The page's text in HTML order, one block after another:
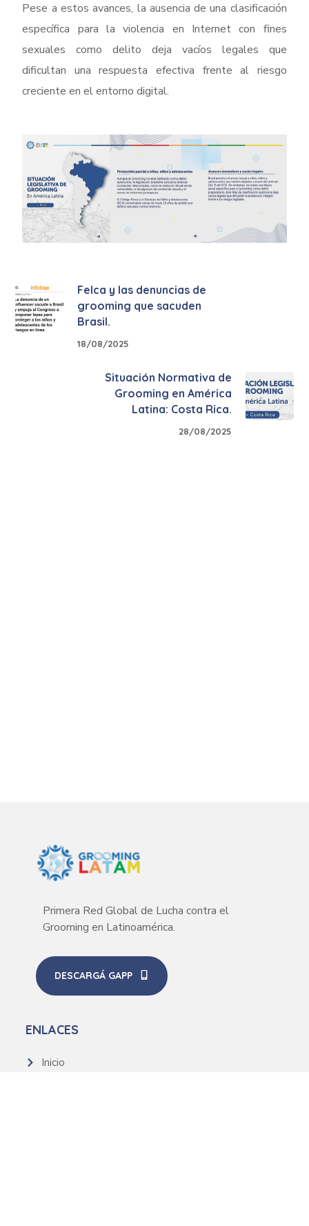
Pese a estos avances, la ausencia de una clasificación
específica para la violencia en Internet con fines
sexuales como delito deja vacíos legales que
dificultan una respuesta efectiva frente al riesgo
creciente en el entorno digital.
Felca y las denuncias de
grooming que sacuden
Brasil.
18/08/2025
Situación Normativa de
Grooming en América
Latina: Costa Rica.
28/08/2025
Primera Red Global de Lucha contra el
Grooming en Latinoamérica.
DESCARGÁ GAPP
ENLACES
Inicio